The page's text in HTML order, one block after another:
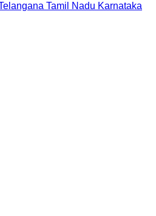
Tamil Nadu Karnataka